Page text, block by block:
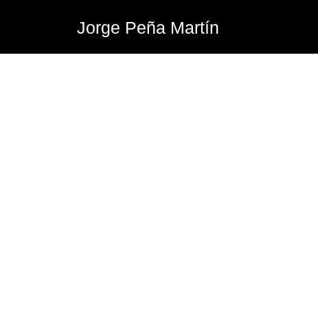
Jorge Peña Martín